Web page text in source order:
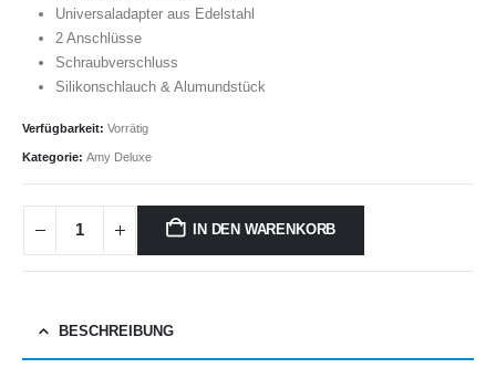
Universaladapter aus Edelstahl
2 Anschlüsse
Schraubverschluss
Silikonschlauch & Alumundstück
Verfügbarkeit: Vorrätig
Kategorie: Amy Deluxe
IN DEN WARENKORB
BESCHREIBUNG